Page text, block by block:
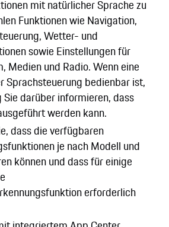
mit natürlicher Sprache zu
Funktionen wie Navigation,
Wetter- und
sowie Einstellungen für
Medien und Radio. Wenn eine
Sprachsteuerung bedienbar ist,
darüber informieren, dass
werden kann.
dass die verfügbaren
je nach Modell und
können und dass für einige
erforderlich